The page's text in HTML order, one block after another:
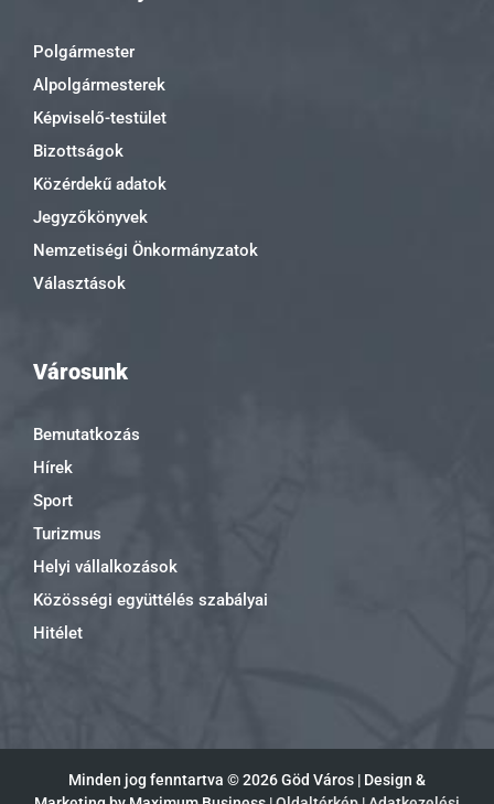
Polgármester
Alpolgármesterek
Képviselő-testület
Bizottságok
Közérdekű adatok
Jegyzőkönyvek
Nemzetiségi Önkormányzatok
Választások
Városunk
Bemutatkozás
Hírek
Sport
Turizmus
Helyi vállalkozások
Közösségi együttélés szabályai
Hitélet
Minden jog fenntartva ©2026 Göd Város | Design &